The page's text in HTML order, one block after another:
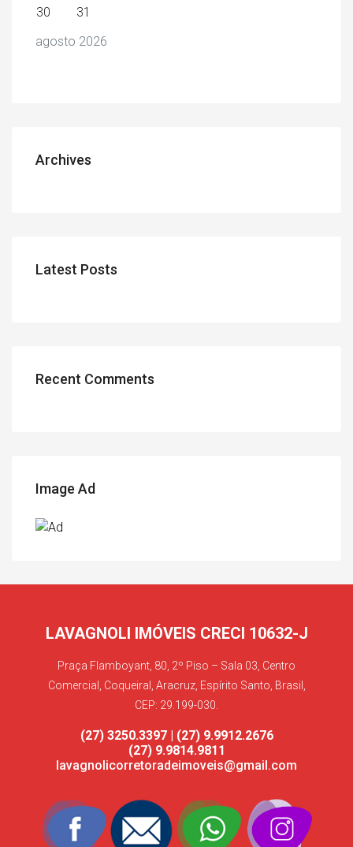
agosto 2026
30
31
Archives
Latest Posts
Recent Comments
Image Ad
LAVAGNOLI IMÓVEIS CRECI 10632-J
Praça Flamboyant, 80, 2º Piso – Sala 03, Centro
Comercial, Coqueiral, Aracruz, Espírito Santo, Brasil,
CEP: 29.199-030.
(27) 3250.3397 | (27) 9.9912.2676
(27) 9.9814.9811
lavagnolicorretoradeimoveis@gmail.com